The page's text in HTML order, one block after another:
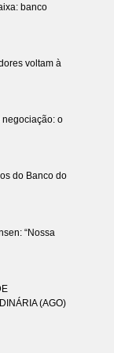
banco
voltam à
negociação: o
do Banco do
“Nossa
(AGO)